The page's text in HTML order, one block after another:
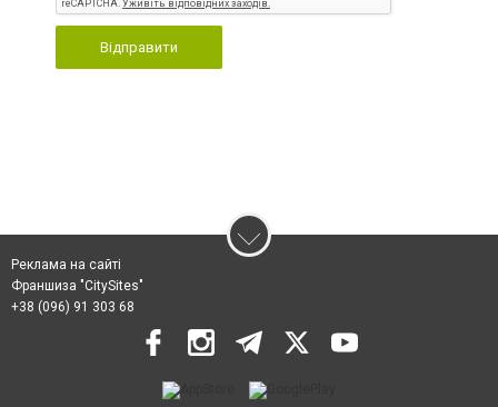
Відправити
Реклама на сайті
Франшиза "CitySites"
+38 (096) 91 303 68